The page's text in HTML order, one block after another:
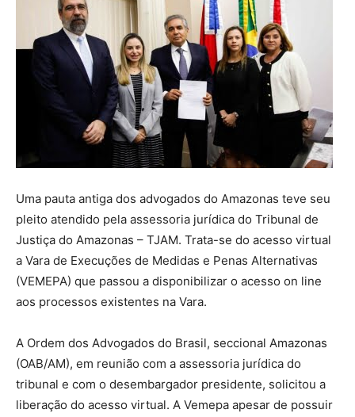
Uma pauta antiga dos advogados do Amazonas teve seu
pleito atendido pela assessoria jurídica do Tribunal de
Justiça do Amazonas – TJAM. Trata-se do acesso virtual
a Vara de Execuções de Medidas e Penas Alternativas
(VEMEPA) que passou a disponibilizar o acesso on line
aos processos existentes na Vara.
A Ordem dos Advogados do Brasil, seccional Amazonas
(OAB/AM), em reunião com a assessoria jurídica do
tribunal e com o desembargador presidente, solicitou a
liberação do acesso virtual. A Vemepa apesar de possuir